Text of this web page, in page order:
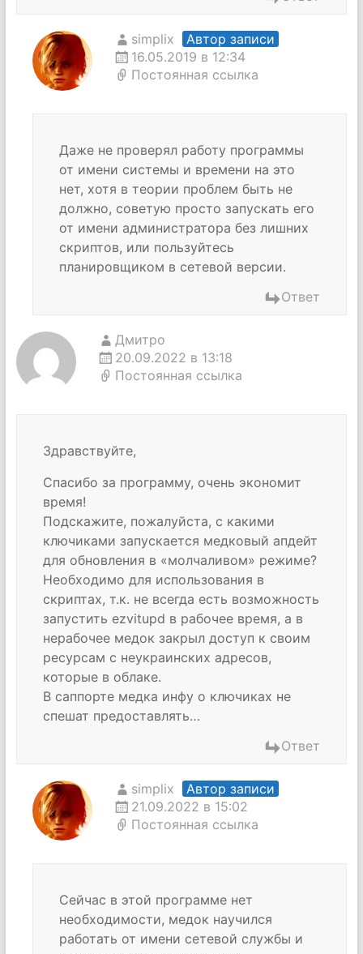
simplix
Автор записи
16.05.2019 в 12:34
Постоянная ссылка
Даже не проверял работу программы
от имени системы и времени на это
нет, хотя в теории проблем быть не
должно, советую просто запускать его
от имени администратора без лишних
скриптов, или пользуйтесь
планировщиком в сетевой версии.
Ответ
Дмитро
20.09.2022 в 13:18
Постоянная ссылка
Здравствуйте,
Спасибо за программу, очень экономит
время!
Подскажите, пожалуйста, с какими
ключиками запускается медковый апдейт
для обновления в «молчаливом» режиме?
Необходимо для использования в
скриптах, т.к. не всегда есть возможность
запустить ezvitupd в рабочее время, а в
нерабочее медок закрыл доступ к своим
ресурсам с неукраинских адресов,
которые в облаке.
В саппорте медка инфу о ключиках не
спешат предоставлять…
Ответ
simplix
Автор записи
21.09.2022 в 15:02
Постоянная ссылка
Сейчас в этой программе нет
необходимости, медок научился
работать от имени сетевой службы и